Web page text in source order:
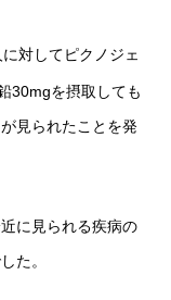
対してピクノジェ
30mgを摂取しても
見られたことを発
に見られる疾病の
た。